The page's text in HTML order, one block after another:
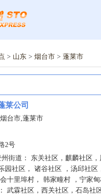
> 山东 > 烟台市 > 蓬莱市
莱公司
台市,蓬莱市
2号
街道： 东关社区，麒麟社区
园社区， 诸谷社区 ，汤邱社
十里埠村， 韩家疃村 ，宁家
武霖社区，西关社区，石岛社